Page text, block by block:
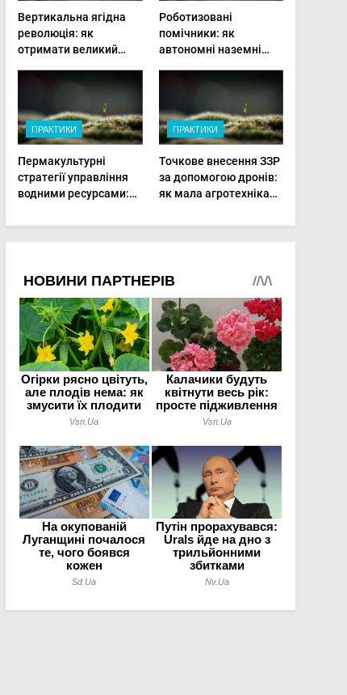
Вертикальна ягідна
революція: як
отримати великий
мінімальній площі
Роботизовані
помічники: як
автономні наземні
догляд за органічними
ПРАКТИКИ
Пермакультурні
стратегії управління
водними ресурсами:
господарство стійким
до посухи
ПРАКТИКИ
Точкове внесення ЗЗР
за допомогою дронів:
як мала агротехніка
бюджет